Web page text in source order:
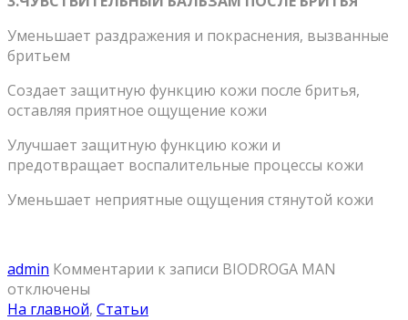
Уменьшает раздражения и покраснения, вызванные
бритьем
Создает защитную функцию кожи после бритья,
оставляя приятное ощущение кожи
Улучшает защитную функцию кожи и
предотвращает воспалительные процессы кожи
Уменьшает неприятные ощущения стянутой кожи
admin Комментарии к записи BIODROGA MAN
отключены
На главной, Статьи